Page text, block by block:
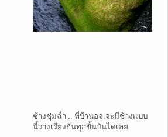
ช้างชุ่มฉ่ำ .. ที่บ้านอจ.จะมีช้างแบบ
นี้วางเรียงกันทุกขั้นบันไดเลย